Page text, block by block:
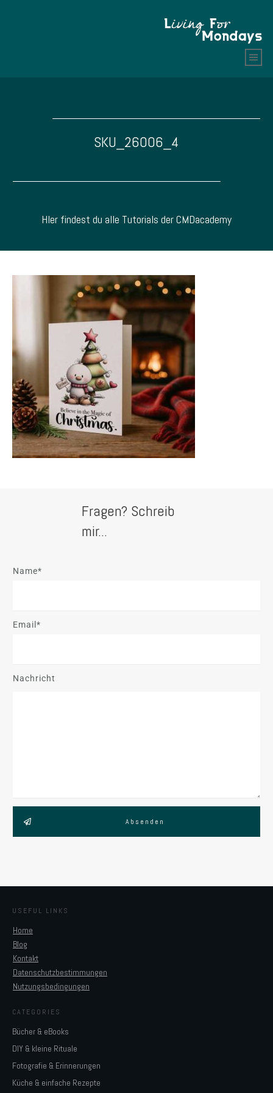
SKU_26006_4
HIer findest du alle Tutorials der CMDacademy
Fragen? Schreib
mir...
Name*
Email*
Nachricht
Absenden
USEFUL LINKS
Home
Blog
Kontakt
Datenschutzbestimmungen
Nutzungsbedingungen
CATEGORIES
Bücher & eBooks
DIY & kleine Rituale
Fotografie & Erinnerungen
Küche & einfache Rezepte